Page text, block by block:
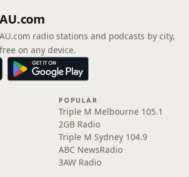
radio stations and podcasts by city,
on any device.
POPULAR
Triple M Melbourne 105.1
2GB Radio
Triple M Sydney 104.9
ABC NewsRadio
3AW Radio